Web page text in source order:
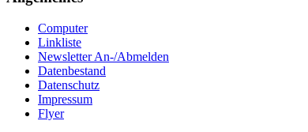
Computer
Linkliste
Newsletter An-/Abmelden
Datenbestand
Datenschutz
Impressum
Flyer